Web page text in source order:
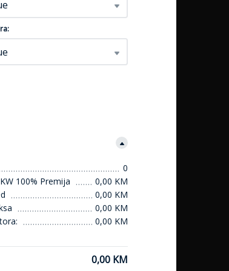
0
100% Premija
0,00 KM
0,00 KM
0,00 KM
0,00 KM
0,00 KM